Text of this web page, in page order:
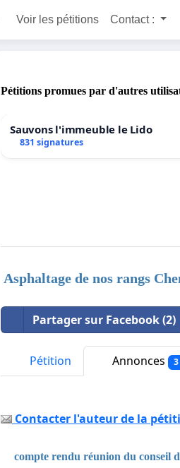
Voir les pétitions Contact :
Pétitions promues par d'autres
Sauvons l'immeuble le Lido
831 signatures
Asphaltage de nos rangs
Partager sur Facebook (2)
Pétition Annonces 3
Contacter l'auteur de la
compte rendu réunion du conseil